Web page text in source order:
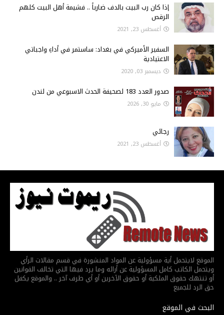
إذا كان رب البيت بالدف ضارباً .. فشيمة أهل البيت كلهم
الرقص
أغسطس 23, 2021
السفير الأميركي في بغداد: ساستمر في أداءِ واجباتي
الاعتيادية
ديسمبر 03, 2020
صدور العدد 183 لصحيفة الحدث الاسبوعي من لندن
مايو 30, 2026
رجائي
أغسطس 23, 2021
الموقع لايتحمل أية مسؤولية عن المواد المنشورة في قسم مقالات الرأي
ويتحمل الكاتب كامل المسؤولية عن أرائه وما يرد فيها التي تخالف القوانين
أو تنتهك حقوق الملكية أو حقوق الآخرين أو أي طرف آخر .. والموقع يكفل
حق الرد للجميع
البحث في الموقع